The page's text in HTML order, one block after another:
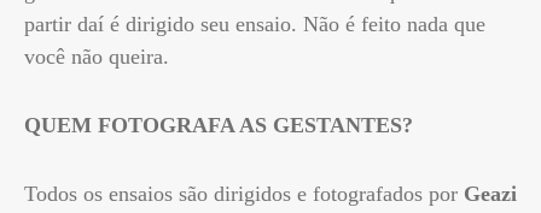
partir daí é dirigido seu ensaio. Não é feito nada que
você não queira.
QUEM FOTOGRAFA AS GESTANTES?
Todos os ensaios são dirigidos e fotografados por Geazi